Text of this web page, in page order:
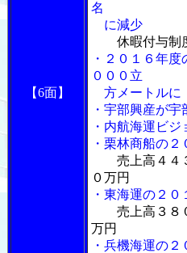
【6面】
名
に減少
休暇付与制
・２０１６年
０００立
方メートルに
・宇部興産が
・内航海運ビ
・栗林商船の
売上高４４
０万円
・東海運の２
売上高３８
万円
・兵機海運の